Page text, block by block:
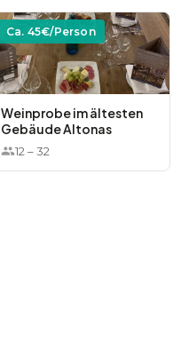
Ca. 45€/Person
Weinprobe im ältesten
Gebäude Altonas
12 –32